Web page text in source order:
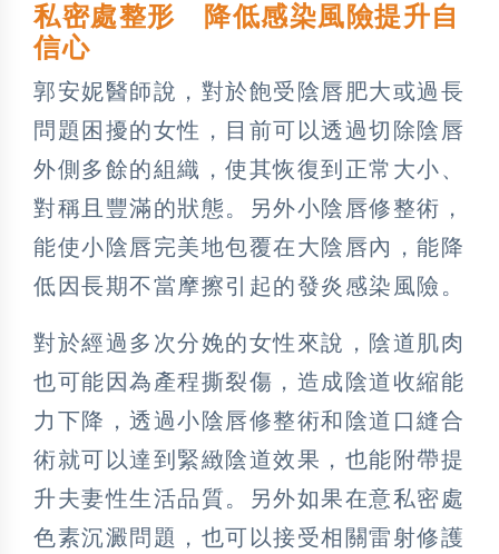
私密處整形 降低感染風險提升自
信心
郭安妮醫師說，對於飽受陰唇肥大或過長
問題困擾的女性，目前可以透過切除陰唇
外側多餘的組織，使其恢復到正常大小、
對稱且豐滿的狀態。另外小陰唇修整術，
能使小陰唇完美地包覆在大陰唇內，能降
低因長期不當摩擦引起的發炎感染風險。
對於經過多次分娩的女性來說，陰道肌肉
也可能因為產程撕裂傷，造成陰道收縮能
力下降，透過小陰唇修整術和陰道口縫合
術就可以達到緊緻陰道效果，也能附帶提
升夫妻性生活品質。另外如果在意私密處
色素沉澱問題，也可以接受相關雷射修護